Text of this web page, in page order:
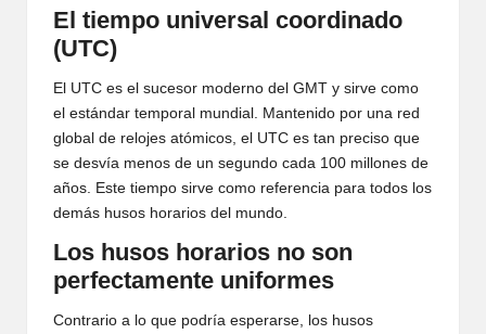
El tiempo universal coordinado
(UTC)
El UTC es el sucesor moderno del GMT y sirve como
el estándar temporal mundial. Mantenido por una red
global de relojes atómicos, el UTC es tan preciso que
se desvía menos de un segundo cada 100 millones de
años. Este tiempo sirve como referencia para todos los
demás husos horarios del mundo.
Los husos horarios no son
perfectamente uniformes
Contrario a lo que podría esperarse, los husos